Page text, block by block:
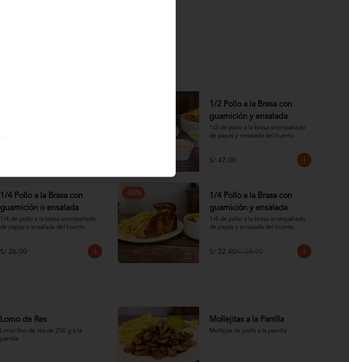
1/2 Pollo a la Brasa con
guarnición y ensalada
1/2 de pollo a la brasa acompañado
de papas y ensalada del huerto.
S/ 47.00
1/4 Pollo a la Brasa con
guarnición o ensalada
1/4 de pollo a la brasa acompañado
de papas o ensalada del huerto.
S/ 26.00
-20%
1/4 Pollo a la Brasa con
guarnición y ensalada
1/4 de pollo a la brasa acompañado
de papas y ensalada del huerto.
S/ 22.40S/ 28.00
Lomo de Res
Lomo fino de res de 250 g a la
parrilla
Mollejitas a la Parrilla
Mollejas de pollo a la parrilla